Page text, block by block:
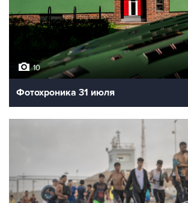
10
Фотохроника 31 июля